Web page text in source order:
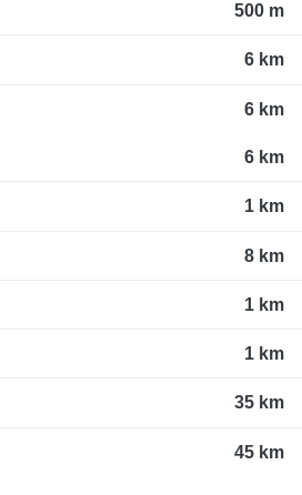
500 m
6 km
6 km
6 km
1 km
8 km
1 km
1 km
35 km
45 km